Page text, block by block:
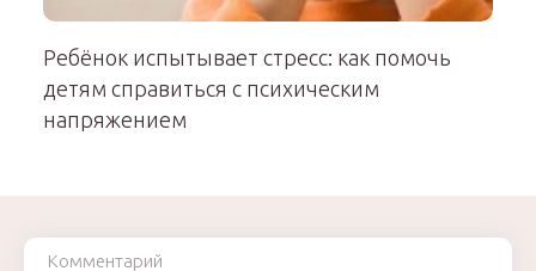
Ребёнок испытывает стресс: как помочь
детям справиться с психическим
напряжением
Комментарий